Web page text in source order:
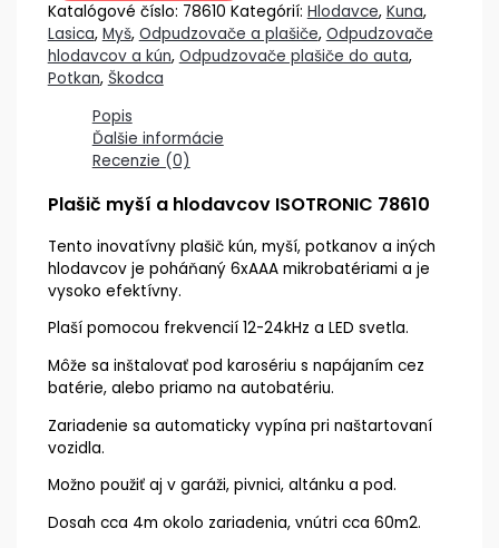
Katalógové číslo: 78610 Kategórií: Hlodavce, Kuna,
Lasica, Myš, Odpudzovače a plašiče, Odpudzovače
hlodavcov a kún, Odpudzovače plašiče do auta,
Potkan, Škodca
Popis
Ďalšie informácie
Recenzie (0)
Plašič myší a hlodavcov ISOTRONIC 78610
Tento inovatívny plašič kún, myší, potkanov a iných
hlodavcov je poháňaný 6xAAA mikrobatériami a je
vysoko efektívny.
Plaší pomocou frekvencií 12-24kHz a LED svetla.
Môže sa inštalovať pod karosériu s napájaním cez
batérie, alebo priamo na autobatériu.
Zariadenie sa automaticky vypína pri naštartovaní
vozidla.
Možno použiť aj v garáži, pivnici, altánku a pod.
Dosah cca 4m okolo zariadenia, vnútri cca 60m2.